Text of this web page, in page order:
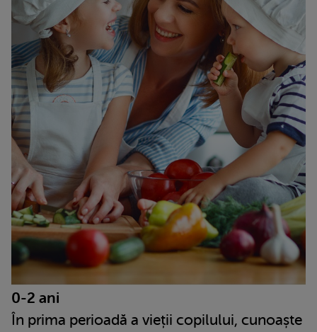
0-2 ani
În prima perioadă a vieții copilului, cunoaște